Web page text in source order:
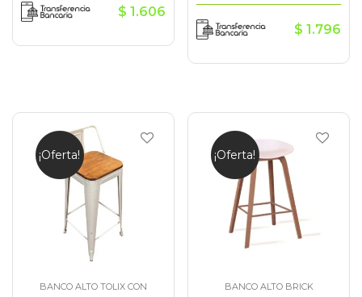
$ 1.606
$ 1.796
¡Oferta!
BANCO ALTO TOLIX CON
¡Oferta!
BANCO ALTO BRICK